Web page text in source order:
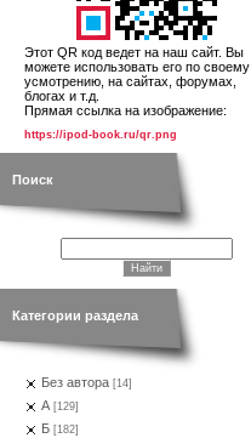
Этот QR код ведет на наш сайт. Вы
можете использовать его по своему
усмотрению, на сайтах, форумах,
блогах и т.д.
Прямая ссылка на изображение:
https://ipod-book.ru/qr.png
Поиск
Категории раздела
Без автора [14]
А [129]
Б [182]